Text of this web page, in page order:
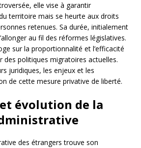
elle vise à garantir
territoire mais se heurte aux droits
retenues. Sa durée, initialement
au fil des réformes législatives.
sur la proportionnalité et l’efficacité
des politiques migratoires actuelles.
juridiques, les enjeux et les
de cette mesure privative de liberté.
évolution de la
des étrangers trouve son